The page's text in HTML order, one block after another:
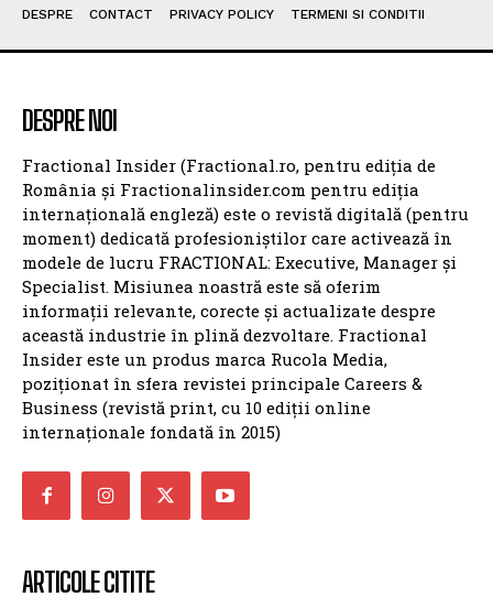
DESPRE CONTACT PRIVACY POLICY TERMENI SI CONDITII
DESPRE NOI
Fractional Insider (Fractional.ro, pentru ediția de
România și Fractionalinsider.com pentru ediția
internațională engleză) este o revistă digitală (pentru
moment) dedicată profesioniștilor care activează în
modele de lucru FRACTIONAL: Executive, Manager și
Specialist. Misiunea noastră este să oferim
informații relevante, corecte și actualizate despre
această industrie în plină dezvoltare. Fractional
Insider este un produs marca Rucola Media,
poziționat în sfera revistei principale Careers &
Business (revistă print, cu 10 ediții online
internaționale fondată în 2015)
ARTICOLE CITITE